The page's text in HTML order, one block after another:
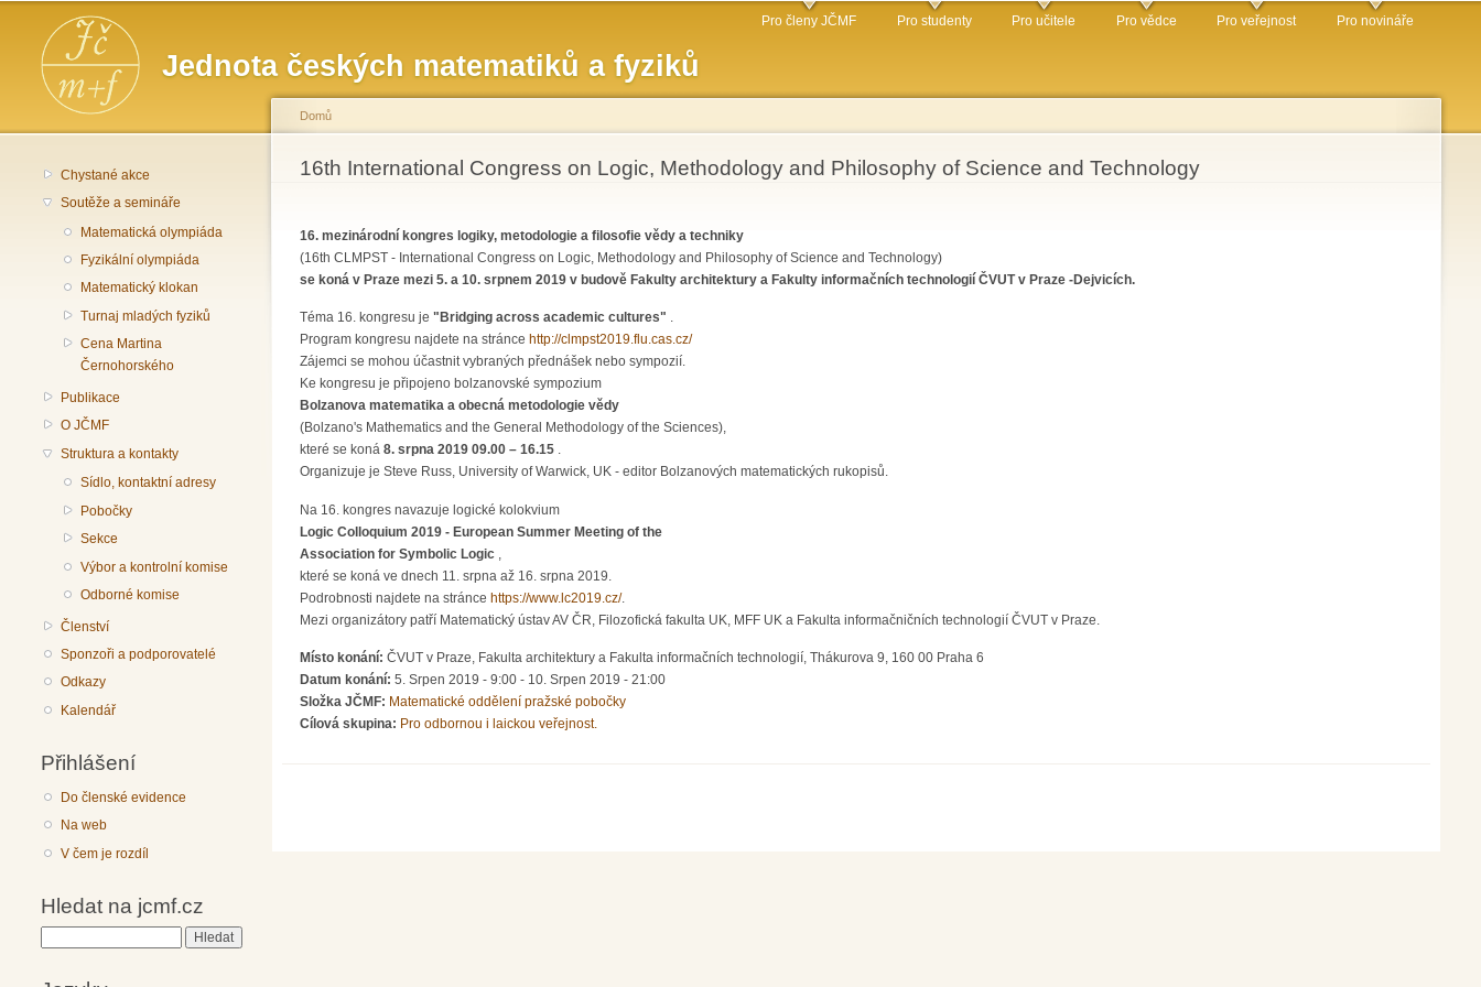
obsahu
Jednota českých matematiků a fyziků
Hlavní menu Pro členy JČMF Pro studenty Pro učitele Pro vědce Pro veřejnost Pro novináře
Chystané akce
Soutěže a semináře
Matematická olympiáda
Fyzikální olympiáda
Matematický klokan
Turnaj mladých fyziků
Cena Martina
Černohorského
Publikace
O JČMF
Struktura a kontakty
Sídlo, kontaktní adresy
Pobočky
Sekce
Výbor a kontrolní komise
Odborné komise
Členství
Sponzoři a podporovatelé
Odkazy
Kalendář
Přihlášení
Do členské evidence
Na web
V čem je rozdíl
Hledat na jcmf.cz
Jste zde
Domů
16th International Congress on Logic, Methodology and Philosophy of Science and Technology
16. mezinárodní kongres logiky, metodologie a filosofie vědy a techniky
(16th CLMPST - International Congress on Logic, Methodology and Philosophy of Science and Technology)
se koná v Praze mezi 5. a 10. srpnem 2019 v budově Fakulty architektury a Fakulty informačních technologií ČVUT v Praze -Dejvicích.
Téma 16. kongresu je "Bridging across academic cultures" .
Program kongresu najdete na stránce http://clmpst2019.flu.cas.cz/
Zájemci se mohou účastnit vybraných přednášek nebo sympozií.
Ke kongresu je připojeno bolzanovské sympozium
Bolzanova matematika a obecná metodologie vědy
(Bolzano's Mathematics and the General Methodology of the Sciences),
které se koná 8. srpna 2019 09.00 – 16.15 .
Organizuje je Steve Russ, University of Warwick, UK - editor Bolzanových matematických rukopisů.
Na 16. kongres navazuje logické kolokvium
Logic Colloquium 2019 - European Summer Meeting of the
Association for Symbolic Logic ,
které se koná ve dnech 11. srpna až 16. srpna 2019.
Podrobnosti najdete na stránce https://www.lc2019.cz/.
Mezi organizátory patří Matematický ústav AV ČR, Filozofická fakulta UK, MFF UK a Fakulta informačničních technologií ČVUT v Praze.
Místo konání: ČVUT v Praze, Fakulta architektury a Fakulta informačních technologií, Thákurova 9, 160 00 Praha 6
Datum konání: 5. Srpen 2019 - 9:00 - 10. Srpen 2019 - 21:00
Složka JČMF: Matematické oddělení pražské pobočky
Cílová skupina: Pro odbornou i laickou veřejnost.